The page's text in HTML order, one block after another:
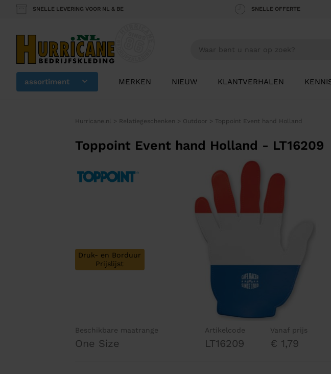
SNELLE LEVERING VOOR NL & BE SNELLE OFFERTE
assortiment MERKEN NIEUW KLANTVERHALEN
Hurricane.nl > Relatiegeschenken > Outdoor > Toppoint Event hand Holland
Toppoint Event hand Holland - LT16209
Druk- en Borduur
Prijslijst
Beschikbare maatrange
One Size
Artikelcode
LT16209
Vanaf prijs
€ 1,79